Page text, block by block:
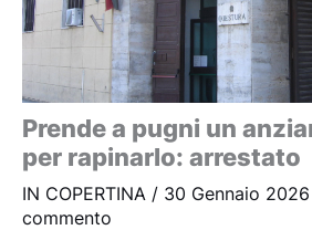
Prende a pugni un
per rapinarlo: arrestato
IN COPERTINA / 30 Gennaio 2026
commento